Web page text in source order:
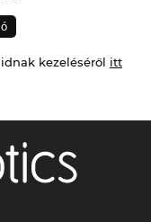
kezeléséről itt